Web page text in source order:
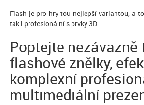
Flash je pro hry tou nejlepší variantou, a
tak i profesionální s prvky 3D.
Poptejte nezávazně
flashové znělky,
komplexní
multimediální